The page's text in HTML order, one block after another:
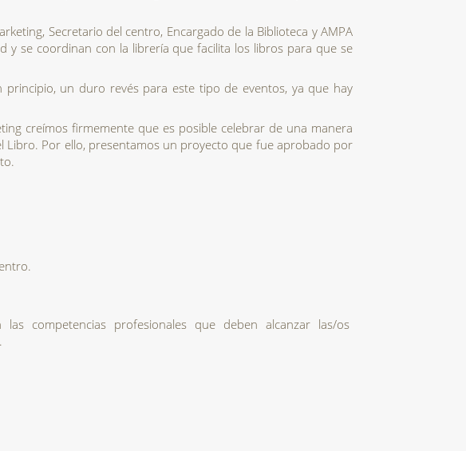
Secretario del centro, Encargado de la Biblioteca y AMPA
y se coordinan con la librería que facilita los libros para que se
principio, un duro revés para este tipo de eventos, ya que hay
creímos firmemente que es posible celebrar de una manera
Libro. Por ello, presentamos un proyecto que fue aprobado por
las competencias profesionales que deben alcanzar las/os